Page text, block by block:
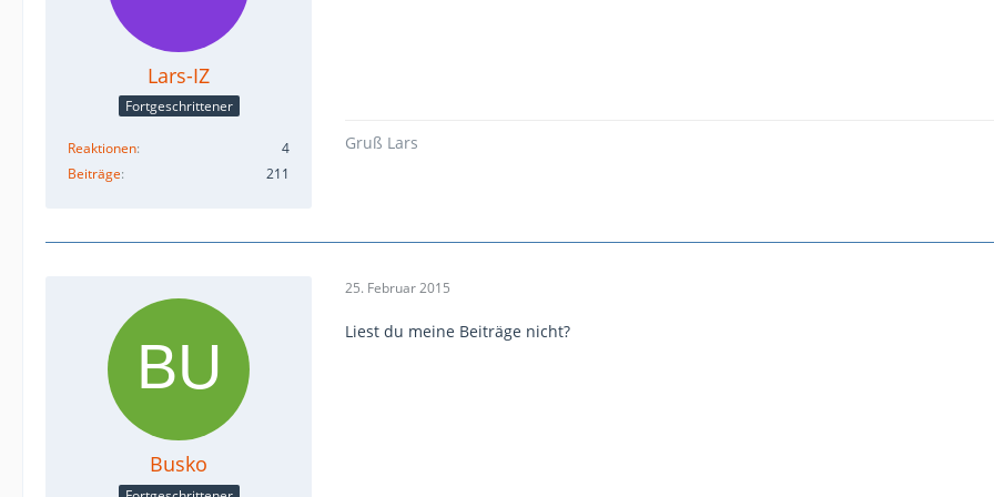
Lars-IZ
Fortgeschrittener
Reaktionen
4
Beiträge
211
Gruß Lars
Busko
25. Februar 2015
Liest du meine Beiträge nicht?